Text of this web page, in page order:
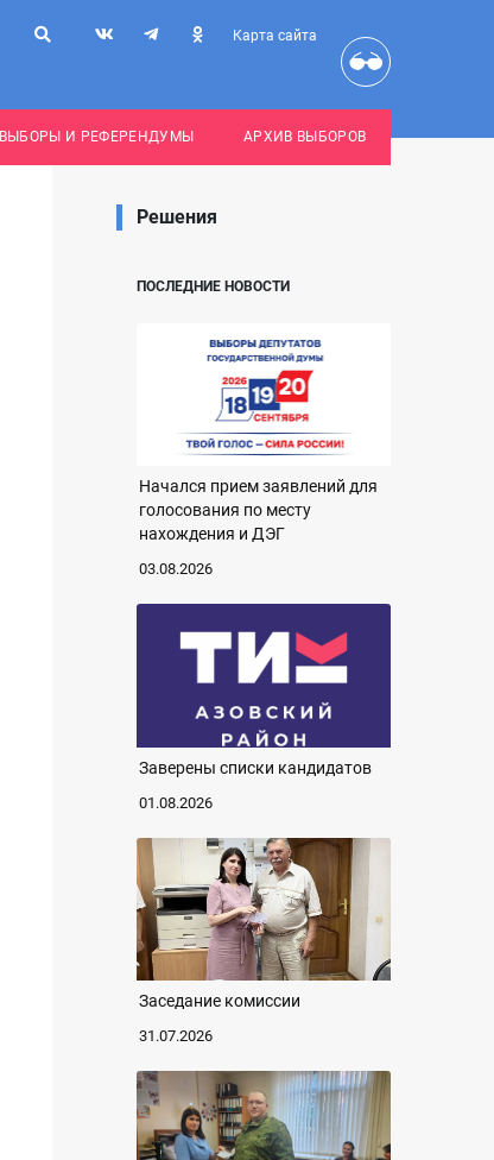
Карта сайта
ВЫБОРЫ И РЕФЕРЕНДУМЫ АРХИВ ВЫБОРОВ
Решения
ПОСЛЕДНИЕ НОВОСТИ
Начался прием заявлений для
голосования по месту
нахождения и ДЭГ
03.08.2026
Заверены списки кандидатов
01.08.2026
Заседание комиссии
31.07.2026